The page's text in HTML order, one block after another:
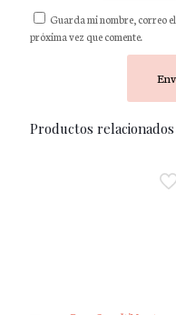
Guarda mi nombre, correo
próxima vez que comente.
Productos relacionados